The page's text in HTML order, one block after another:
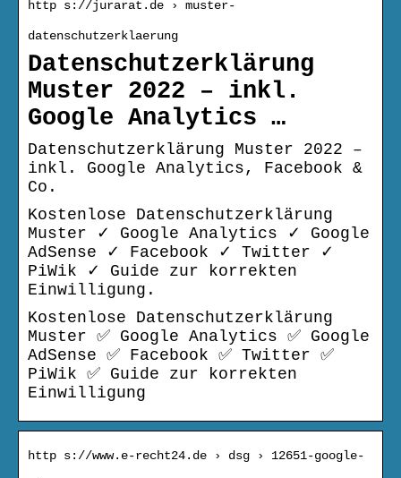
http s://jurarat.de › muster-
datenschutzerklaerung
Datenschutzerklärung
Muster 2022 – inkl.
Google Analytics …
Datenschutzerklärung Muster 2022 –
inkl. Google Analytics, Facebook &
Co.
Kostenlose Datenschutzerklärung
Muster ✓ Google Analytics ✓ Google
AdSense ✓ Facebook ✓ Twitter ✓
PiWik ✓ Guide zur korrekten
Einwilligung.
Kostenlose Datenschutzerklärung
Muster ✅ Google Analytics ✅ Google
AdSense ✅ Facebook ✅ Twitter ✅
PiWik ✅ Guide zur korrekten
Einwilligung
http s://www.e-recht24.de › dsg › 12651-google-